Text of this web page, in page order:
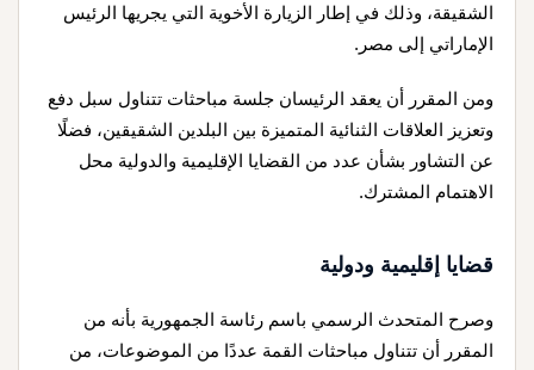
الشقيقة، وذلك في إطار الزيارة الأخوية التي يجريها الرئيس
الإماراتي إلى مصر.
ومن المقرر أن يعقد الرئيسان جلسة مباحثات تتناول سبل دفع
وتعزيز العلاقات الثنائية المتميزة بين البلدين الشقيقين، فضلًا
عن التشاور بشأن عدد من القضايا الإقليمية والدولية محل
الاهتمام المشترك.
قضايا إقليمية ودولية
وصرح المتحدث الرسمي باسم رئاسة الجمهورية بأنه من
المقرر أن تتناول مباحثات القمة عددًا من الموضوعات، من